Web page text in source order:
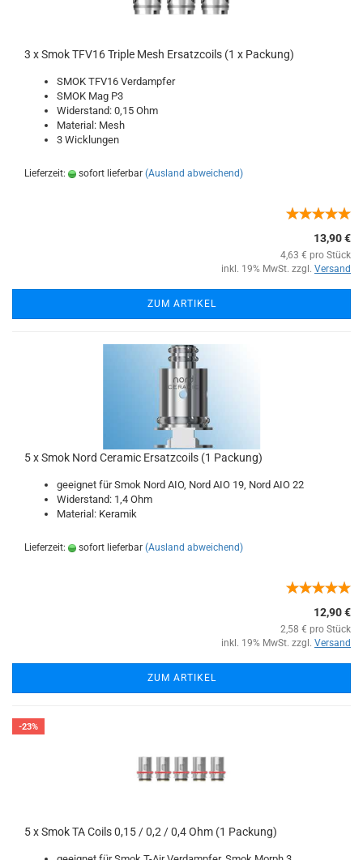
3 x Smok TFV16 Triple Mesh Ersatzcoils (1 x Packung)
SMOK TFV16 Verdampfer
SMOK Mag P3
Widerstand: 0,15 Ohm
Material: Mesh
3 Wicklungen
Lieferzeit: sofort lieferbar (Ausland abweichend)
13,90 €
4,63 € pro Stück
inkl. 19% MwSt. zzgl. Versand
ZUM ARTIKEL
5 x Smok Nord Ceramic Ersatzcoils (1 Packung)
geeignet für Smok Nord AIO, Nord AIO 19, Nord AIO 22
Widerstand: 1,4 Ohm
Material: Keramik
Lieferzeit: sofort lieferbar (Ausland abweichend)
12,90 €
2,58 € pro Stück
inkl. 19% MwSt. zzgl. Versand
ZUM ARTIKEL
-23%
5 x Smok TA Coils 0,15 / 0,2 / 0,4 Ohm (1 Packung)